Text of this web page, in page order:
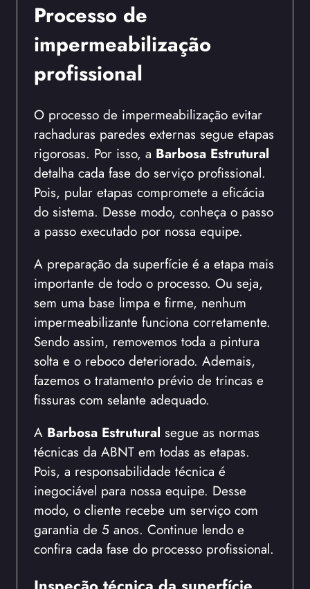
Processo de
impermeabilização
profissional
O processo de impermeabilização evitar
rachaduras paredes externas segue etapas
rigorosas. Por isso, a Barbosa Estrutural
detalha cada fase do serviço profissional.
Pois, pular etapas compromete a eficácia
do sistema. Desse modo, conheça o passo
a passo executado por nossa equipe.
A preparação da superfície é a etapa mais
importante de todo o processo. Ou seja,
sem uma base limpa e firme, nenhum
impermeabilizante funciona corretamente.
Sendo assim, removemos toda a pintura
solta e o reboco deteriorado. Ademais,
fazemos o tratamento prévio de trincas e
fissuras com selante adequado.
A Barbosa Estrutural segue as normas
técnicas da ABNT em todas as etapas.
Pois, a responsabilidade técnica é
inegociável para nossa equipe. Desse
modo, o cliente recebe um serviço com
garantia de 5 anos. Continue lendo e
confira cada fase do processo profissional.